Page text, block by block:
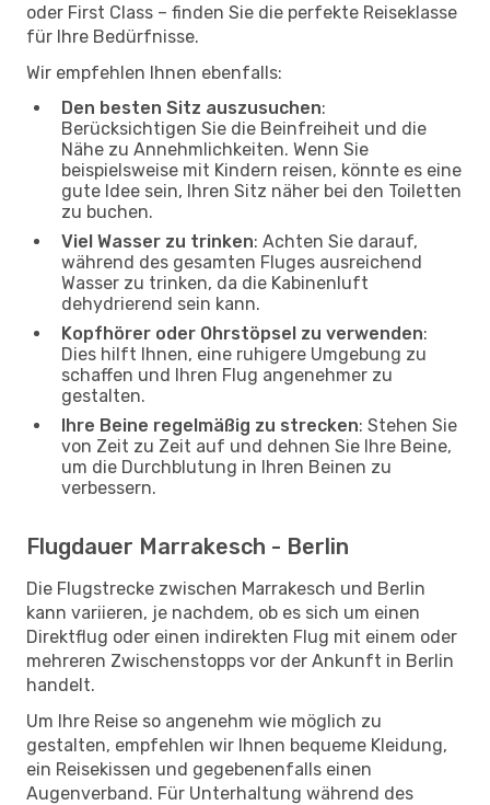
oder First Class – finden Sie die perfekte Reiseklasse
für Ihre Bedürfnisse.
Wir empfehlen Ihnen ebenfalls:
Den besten Sitz auszusuchen:
Berücksichtigen Sie die Beinfreiheit und die
Nähe zu Annehmlichkeiten. Wenn Sie
beispielsweise mit Kindern reisen, könnte es eine
gute Idee sein, Ihren Sitz näher bei den Toiletten
zu buchen.
Viel Wasser zu trinken: Achten Sie darauf,
während des gesamten Fluges ausreichend
Wasser zu trinken, da die Kabinenluft
dehydrierend sein kann.
Kopfhörer oder Ohrstöpsel zu verwenden:
Dies hilft Ihnen, eine ruhigere Umgebung zu
schaffen und Ihren Flug angenehmer zu
gestalten.
Ihre Beine regelmäßig zu strecken: Stehen Sie
von Zeit zu Zeit auf und dehnen Sie Ihre Beine,
um die Durchblutung in Ihren Beinen zu
verbessern.
Flugdauer Marrakesch - Berlin
Die Flugstrecke zwischen Marrakesch und Berlin
kann variieren, je nachdem, ob es sich um einen
Direktflug oder einen indirekten Flug mit einem oder
mehreren Zwischenstopps vor der Ankunft in Berlin
handelt.
Um Ihre Reise so angenehm wie möglich zu
gestalten, empfehlen wir Ihnen bequeme Kleidung,
ein Reisekissen und gegebenenfalls einen
Augenverband. Für Unterhaltung während des